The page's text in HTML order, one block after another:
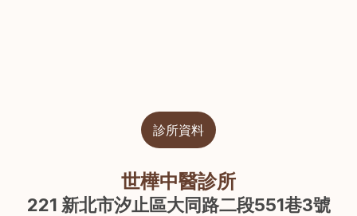
診所資料
世樺中醫診所
221 新北市汐止區大同路二段551巷3號